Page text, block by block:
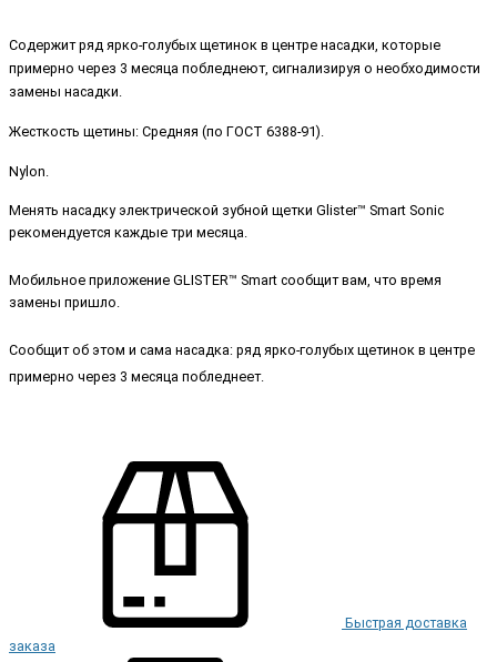
Содержит ряд ярко-голубых щетинок в центре насадки, которые
примерно через 3 месяца побледнеют, сигнализируя о необходимости
замены насадки.
Жесткость щетины: Средняя (по ГОСТ 6388-91).
Nylon.
Менять насадку электрической зубной щетки Glister™ Smart Sonic
рекомендуется каждые три месяца.
Мобильное приложение GLISTER™ Smart сообщит вам, что время
замены пришло.
Сообщит об этом и сама насадка: ряд ярко-голубых щетинок в центре
примерно через 3 месяца побледнеет.
Быстрая доставка
заказа